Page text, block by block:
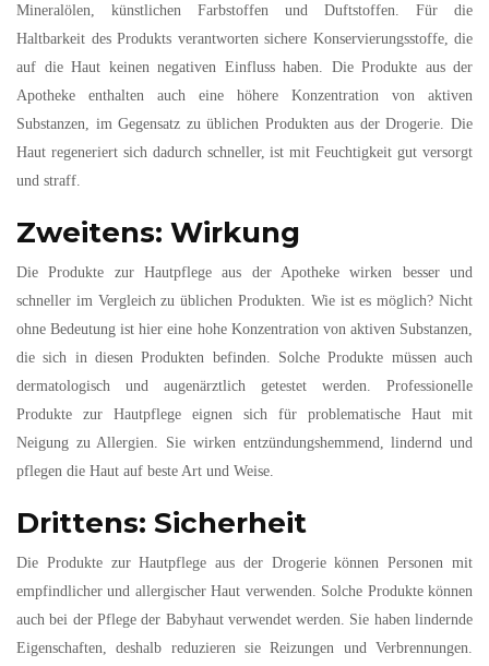
Mineralölen, künstlichen Farbstoffen und Duftstoffen. Für die
Haltbarkeit des Produkts verantworten sichere Konservierungsstoffe, die
auf die Haut keinen negativen Einfluss haben. Die Produkte aus der
Apotheke enthalten auch eine höhere Konzentration von aktiven
Substanzen, im Gegensatz zu üblichen Produkten aus der Drogerie. Die
Haut regeneriert sich dadurch schneller, ist mit Feuchtigkeit gut versorgt
und straff.
Zweitens: Wirkung
Die Produkte zur Hautpflege aus der Apotheke wirken besser und
schneller im Vergleich zu üblichen Produkten. Wie ist es möglich? Nicht
ohne Bedeutung ist hier eine hohe Konzentration von aktiven Substanzen,
die sich in diesen Produkten befinden. Solche Produkte müssen auch
dermatologisch und augenärztlich getestet werden. Professionelle
Produkte zur Hautpflege eignen sich für problematische Haut mit
Neigung zu Allergien. Sie wirken entzündungshemmend, lindernd und
pflegen die Haut auf beste Art und Weise.
Drittens: Sicherheit
Die Produkte zur Hautpflege aus der Drogerie können Personen mit
empfindlicher und allergischer Haut verwenden. Solche Produkte können
auch bei der Pflege der Babyhaut verwendet werden. Sie haben lindernde
Eigenschaften, deshalb reduzieren sie Reizungen und Verbrennungen.